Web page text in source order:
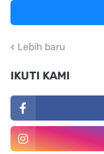
Lebih baru
IKUTI KAMI